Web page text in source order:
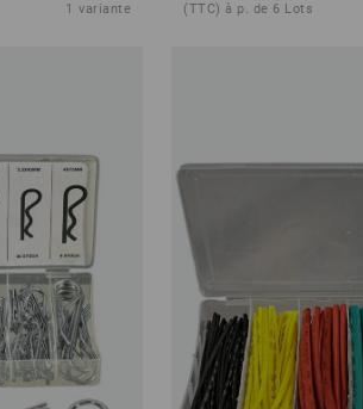
1 variante (TTC) à p. de 6 Lots